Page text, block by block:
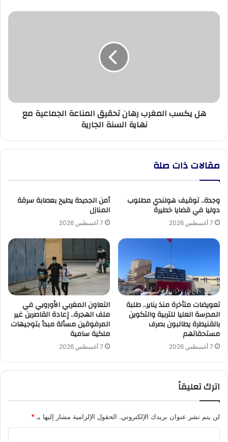
هل
نهاية
السنةهل يكسب المغرب رهان تحقيق المناعة الجماعية مع
نهاية السنة الجارية
مقالات ذات صلة
وجدة.. توقيف هولندي مطلوب
دوليا في قضايا خطيرة
7 أغسطس 2026
أمن الجديدة يطيح بعصابة سرقة
المنازل
7 أغسطس 2026
تعويضات متأخرة منذ يناير.. طلبة
المدرسة العليا للتربية والتكوين
بالقنيطرة يطالبون بصرف
مستحقاتهم
7 أغسطس 2026
التعاون المغربي الأوروبي في
ملف الهجرة.. إعادة القاصرين غير
المرفوقين مسألة مبدأ بتوجيهات
ملكية سامية
7 أغسطس 2026
اترك تعليقاً
لن يتم نشر عنوان بريدك الإلكتروني. الحقول الإلزامية مشار إليها بـ*